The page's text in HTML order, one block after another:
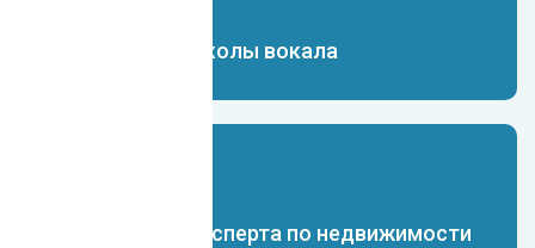
Чат-бот для школы вокала
Чат-бот для эксперта по недвижимости